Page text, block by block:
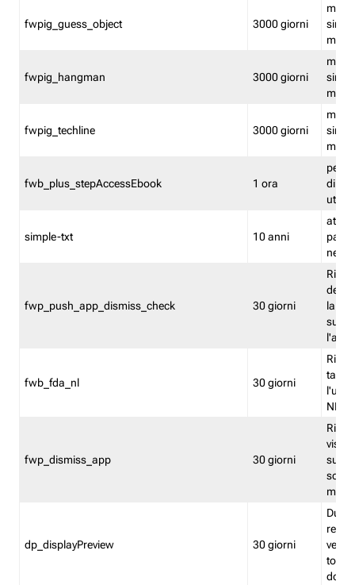
fwpig_guess_object 3000 giorni
fwpig_hangman 3000 giorni
fwpig_techline 3000 giorni
fwb_plus_stepAccessEbook 1 ora
di un
simple-txt 10 anni
attiva
fwp_push_app_dismiss_check 30 giorni
la
fwb_fda_nl 30 giorni
NL
fwp_dismiss_app 30 giorni
visto
dp_displayPreview 30 giorni
torna
dopo